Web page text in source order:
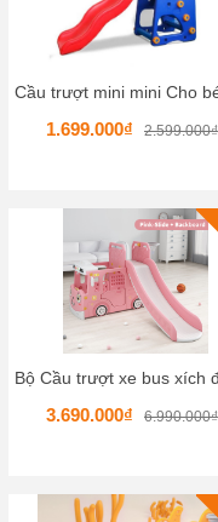
1.699.000₫ 2.599.000₫
3.690.000₫ 6.990.000₫